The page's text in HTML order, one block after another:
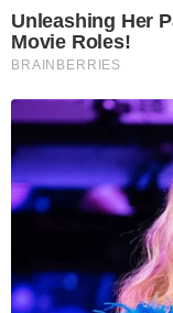
Unleashing Her
Movie Roles!
BRAINBERRIES